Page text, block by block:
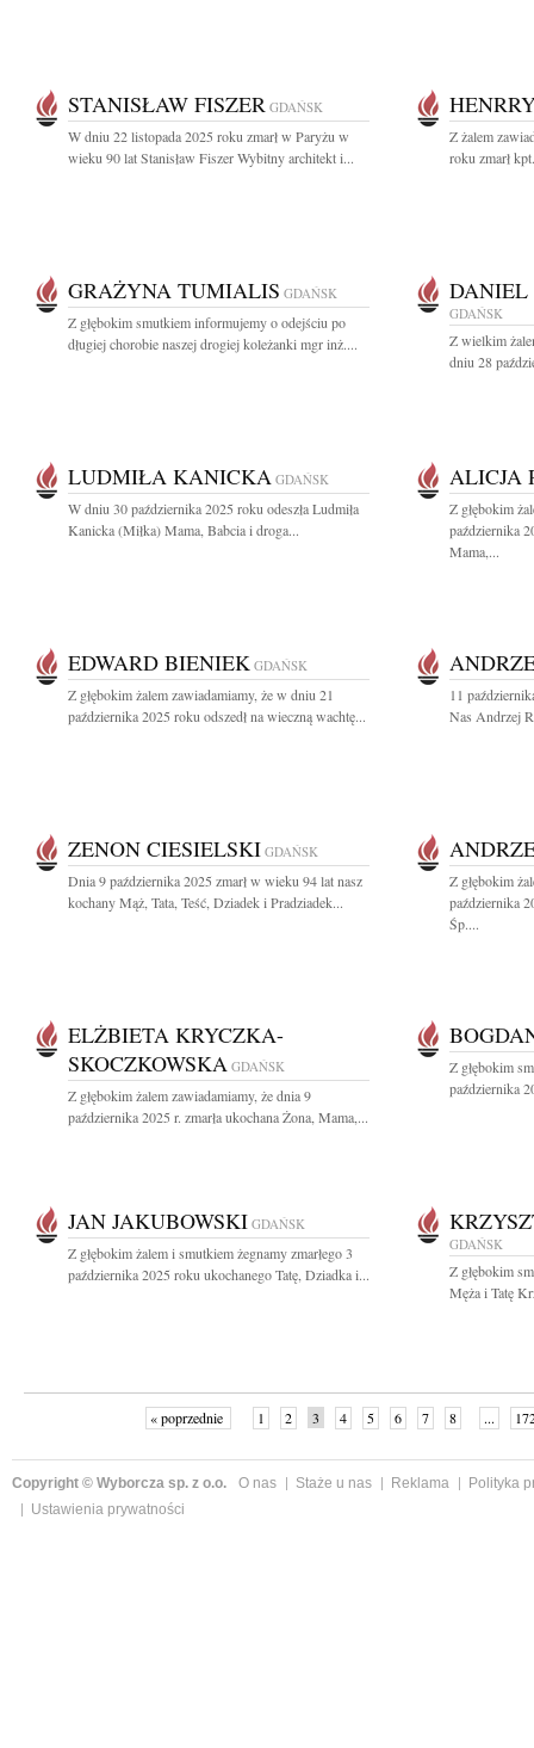
STANISŁAW FISZER GDAŃSK
W dniu 22 listopada 2025 roku zmarł w Paryżu w
wieku 90 lat Stanisław Fiszer Wybitny architekt i...
Z żalem
roku zmarł
GRAŻYNA TUMIALIS GDAŃSK
Z głębokim smutkiem informujemy o odejściu po
długiej chorobie naszej drogiej koleżanki mgr inż....
DANIEL
GDAŃSK
Z wielkim
dniu 28
LUDMIŁA KANICKA GDAŃSK
W dniu 30 października 2025 roku odeszła Ludmiła
Kanicka (Miłka) Mama, Babcia i droga...
ALICJA
Z głębokim
października
Mama,...
EDWARD BIENIEK GDAŃSK
Z głębokim żalem zawiadamiamy, że w dniu 21
października 2025 roku odszedł na wieczną wachtę...
11
Nas Andrzej
ZENON CIESIELSKI GDAŃSK
Dnia 9 października 2025 zmarł w wieku 94 lat nasz
kochany Mąż, Tata, Teść, Dziadek i Pradziadek...
Z głębokim
października
Śp....
ELŻBIETA KRYCZKA-
SKOCZKOWSKA GDAŃSK
Z głębokim żalem zawiadamiamy, że dnia 9
października 2025 r. zmarła ukochana Żona, Mama,...
Z głębokim
października
JAN JAKUBOWSKI GDAŃSK
Z głębokim żalem i smutkiem żegnamy zmarłego 3
października 2025 roku ukochanego Tatę, Dziadka i...
GDAŃSK
Z głębokim
Męża i Tatę
« poprzednie 1 2 3 4 5 6 7 8 ...
Copyright © Wyborcza sp. z o.o. O nas Staże u nas Reklama
Polityka
Ustawienia prywatności